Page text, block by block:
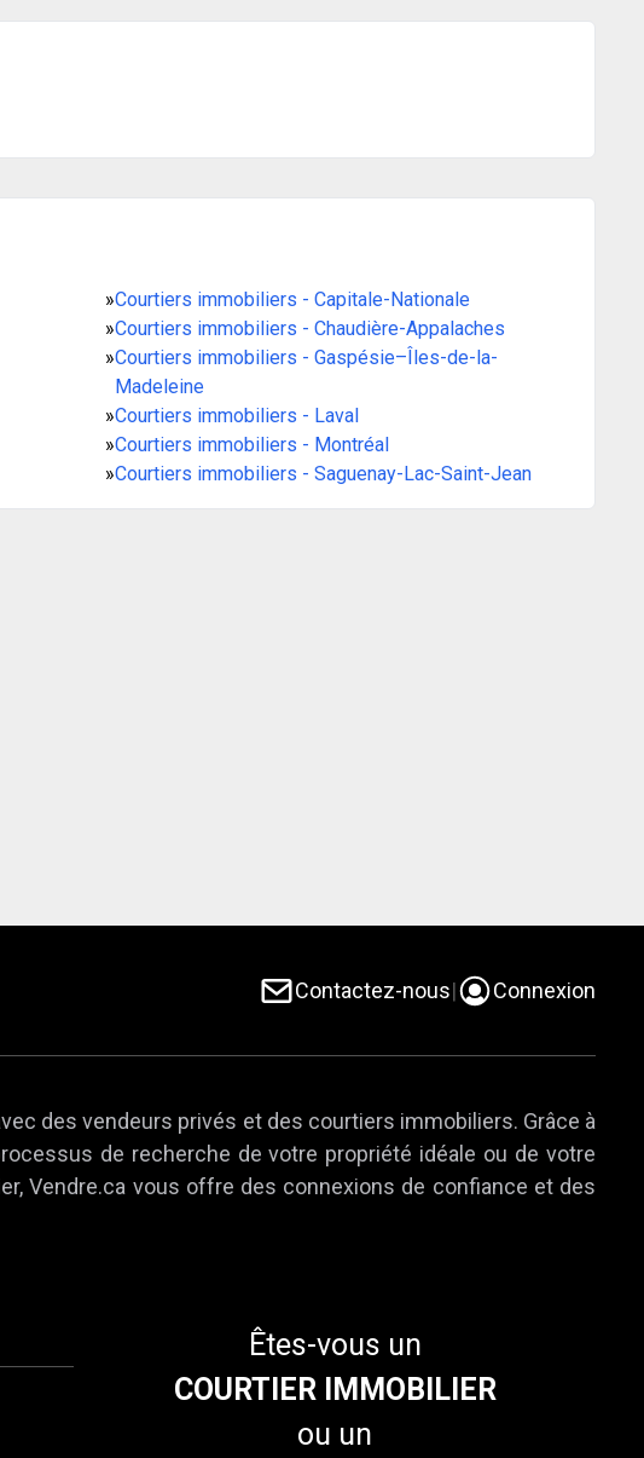
»Courtiers immobiliers - Capitale-Nationale
»Courtiers immobiliers - Chaudière-Appalaches
»Courtiers immobiliers - Gaspésie–Îles-de-la-
Madeleine
»Courtiers immobiliers - Laval
»Courtiers immobiliers - Montréal
»Courtiers immobiliers - Saguenay-Lac-Saint-Jean
Contactez-nous| Connexion
des vendeurs privés et des courtiers immobiliers. Grâce à
de recherche de votre propriété idéale ou de votre
Vendre.ca vous offre des connexions de confiance et des
Êtes-vous un
COURTIER IMMOBILIER
ou un